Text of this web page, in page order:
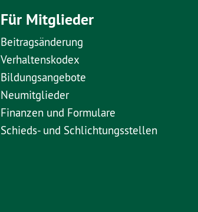
Für Mitglieder
Beitragsänderung
Verhaltenskodex
Bildungsangebote
Neumitglieder
Finanzen und Formulare
Schieds- und Schlichtungsstellen